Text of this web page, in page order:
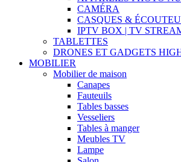
CAMÉRA
CASQUES &
IPTV BOX | TV
TABLETTES
DRONES ET GADGETS
MOBILIER
Mobilier de maison
Canapes
Fauteuils
Tables basses
Vesseliers
Tables à manger
Meubles TV
Lampe